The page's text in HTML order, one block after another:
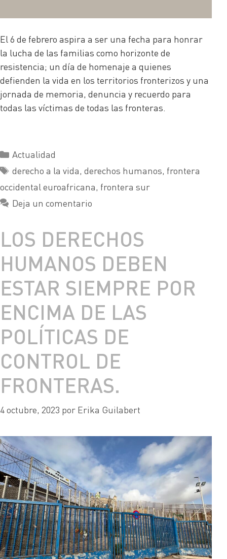
El 6 de febrero aspira a ser una fecha para honrar
la lucha de las familias como horizonte de
resistencia; un día de homenaje a quienes
defienden la vida en los territorios fronterizos y una
jornada de memoria, denuncia y recuerdo para
todas las víctimas de todas las fronteras.
Actualidad
derecho a la vida, derechos humanos, frontera
occidental euroafricana, frontera sur
Deja un comentario
LOS DERECHOS
HUMANOS DEBEN
ESTAR SIEMPRE POR
ENCIMA DE LAS
POLÍTICAS DE
CONTROL DE
FRONTERAS.
4 octubre, 2023 por Erika Guilabert